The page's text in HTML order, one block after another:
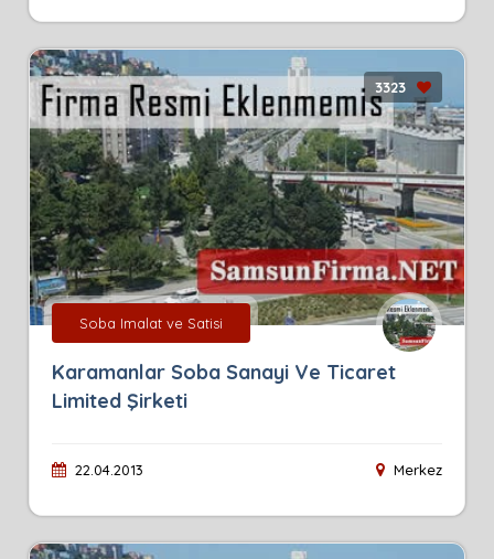
3323
Soba Imalat ve Satisi
Karamanlar Soba Sanayi Ve Ticaret
Limited Şirketi
22.04.2013 Merkez